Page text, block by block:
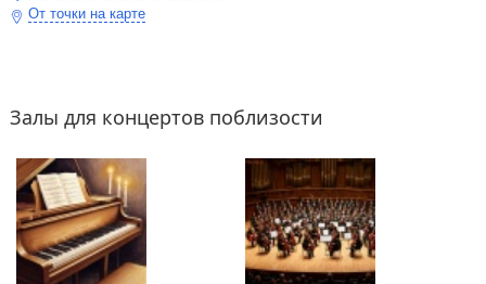
От точки на карте
Залы для концертов поблизости